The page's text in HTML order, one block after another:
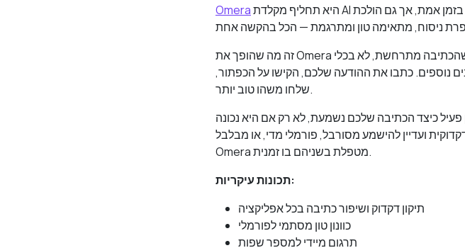
Omera
זה מה שהופך את Omera לשונה באמת מבודקי הדקדוק העצמאיים: היא עובדת היכן שהכתיבה מתרחשת, לא בכלי
נוספים. כתבו את ההודעה שלכם, הקישו על הכפתור,
שלחו משהו טוב יותר.
כיצד הכתיבה שלכם נשמעת, לא רק אם היא נכונה
ועדיין להישמע מסורבל, פורמלי מדי, או מבלבל.
Omera מטפלת בשניהם בו זמנית.
תכונות עיקריות:
תיקון דקדוק ושיפור כתיבה בכל אפליקציה
כוונון טון מסתמי לפורמלי
תרגום מיידי למספר שפות